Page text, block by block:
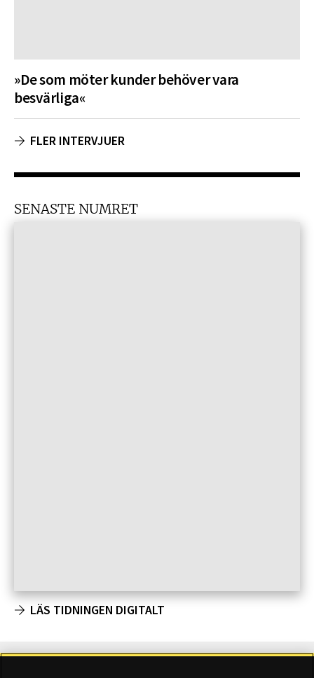
»De som möter kunder behöver vara
besvärliga«
FLER INTERVJUER
SENASTE NUMRET
LÄS TIDNINGEN DIGITALT